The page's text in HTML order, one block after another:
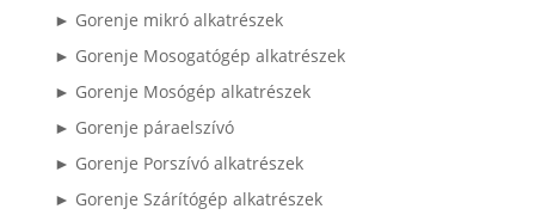
► Gorenje mikró alkatrészek
► Gorenje Mosogatógép alkatrészek
► Gorenje Mosógép alkatrészek
► Gorenje páraelszívó
► Gorenje Porszívó alkatrészek
► Gorenje Szárítógép alkatrészek